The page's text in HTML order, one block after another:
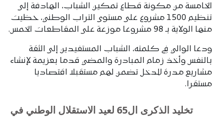
الخامسة من مكونة قطاع تمكين الشباب، الهادفة إلى
تنظيم 1500 مشروع على مستوى التراب الوطني، حظيت
منها الولاية بـ 98 مشروعا موزعة على المقاطعات الخمس.
ودعا الوالي في كلمته، الشباب المستفيدين إلى الثقة
بالنفس وأخذ زمام المبادرة والمضي قدما بعزيمة لإنشاء
مشاريع مدرة للدخل تضمن لهم مستقبلا اقتصاديا
مستقرا.
تخليد الذكرى ال65 لعيد الاستقلال الوطني في